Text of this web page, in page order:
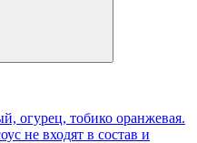
огурец, тобико оранжевая.
не входят в состав и